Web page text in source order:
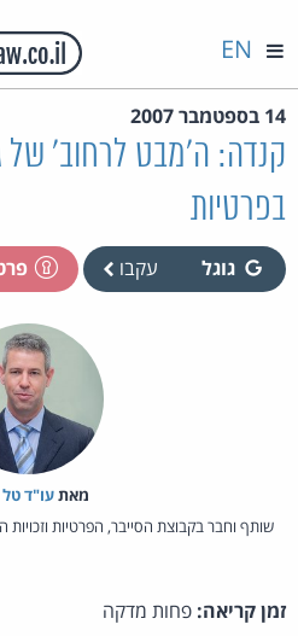
EN
14 בספטמבר 2007
קנדה: ה'מבט לרחוב' של
בפרטיות
גוגל עקבו
מאת‏עו"ד
שותף וחבר בקבוצת הסייבר, הפרטיות
זמן קריאה: פחות מדקה